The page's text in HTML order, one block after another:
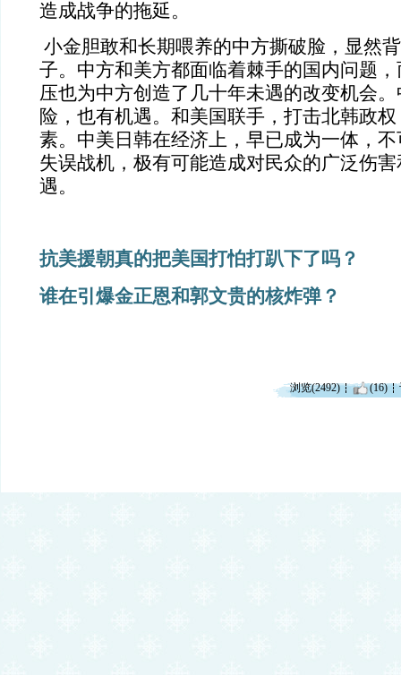
造成战争的拖延。
小金胆敢和长期喂养的中方撕破脸，显然
子。中方和美方都面临着棘手的国内问题
压也为中方创造了几十年未遇的改变机会
险，也有机遇。和美国联手，打击北韩政
素。中美日韩在经济上，早已成为一体，
失误战机，极有可能造成对民众的广泛伤
遇。
抗美援朝真的把美国打怕打趴下了吗？
谁在引爆金正恩和郭文贵的核炸弹？
浏览(2492) (16)